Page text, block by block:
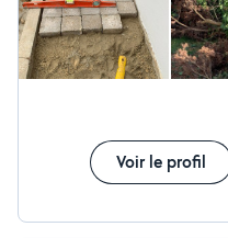
Voir le profil